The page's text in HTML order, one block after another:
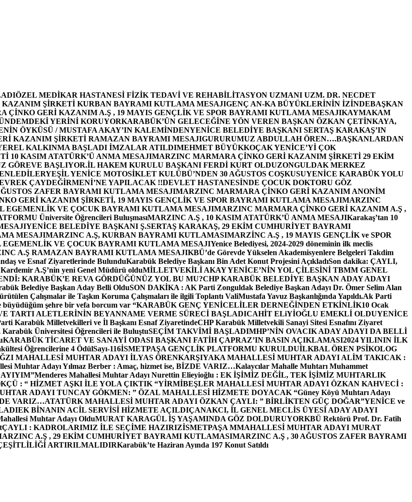
ÖZEL MEDİKAR HASTANESİ FİZİK TEDAVİ VE REHABİLİTASYON UZMANI UZM. DR. NECDET
ŞİRKETİ KURBAN BAYRAMI KUTLAMA MESAJIGENÇ AN-KA BÜYÜKLERİNİN İZİNDEBAŞKAN
ÇİNKO GERİ KAZANIM A.Ş , 19 MAYIS GENÇLİK VE SPOR BAYRAMI KUTLAMA MESAJIKAYMAKAM
YERİNİ KORUYORKARABÜK’ÜN GELECEĞİNE YÖN VEREN BAŞKAN ÖZKAN ÇETİNKAYA,
ÖYKÜSÜ / MUSTAFA AKAY’IN KALEMİNDENYENİCE BELEDİYE BAŞKANI SERTAŞ KARAKAŞ’IN
KAZANIM ŞİRKETİ RAMAZAN BAYRAMI MESAJIGURURUMUZ ABDULLAH ÖREN….BAŞKANLARDAN
KALKINMA BAŞLADI İMZALAR ATILDIMEHMET BÜYÜKKOÇAK YENİCE’Yİ ÇOK
10 KASIM ATATÜRK’Ü ANMA MESAJIMARZINC MARMARA ÇİNKO GERİ KAZANIM ŞİRKETİ 29 EKİM
GÖREVE BAŞLIYOR.İL HAKEM KURULU BAŞKANI FERDİ KURT OLDUZONGULDAK MERKEZ
YEŞİL YENİCE MOTOSİKLET KULÜBÜ’NDEN 30 AĞUSTOS COŞKUSUYENİCE KARABÜK YOLU
ÇAYDEĞİRMENİ’NE YAPILACAK !!DEVLET HASTANESİNDE ÇOCUK DOKTORU GÖZ
ZAFER BAYRAMI KUTLAMA MESAJIMARZINC MARMARA ÇİNKO GERİ KAZANIM ANONİM
GERİ KAZANIM ŞİRKETİ, 19 MAYIS GENÇLİK VE SPOR BAYRAMI KUTLAMA MESAJIMARZINC
EGEMENLİK VE ÇOCUK BAYRAMI KUTLAMA MESAJIMARZINC MARMARA ÇİNKO GERİ KAZANIM A.Ş ,
Üniversite Öğrencileri BuluşmasıMARZINC A.Ş , 10 KASIM ATATÜRK’Ü ANMA MESAJIKarakaş’tan 10
YENİCE BELEDİYE BAŞKANI Ş.SERTAŞ KARAKAŞ, 29 EKİM CUMHURİYET BAYRAMI
MESAJIMARZINC A.Ş, KURBAN BAYRAMI KUTLAMASIMARZİNC A.Ş , 19 MAYIS GENÇLİK ve SPOR
EGEMENLİK VE ÇOCUK BAYRAMI KUTLAMA MESAJIYenice Belediyesi, 2024-2029 döneminin ilk meclis
A.Ş RAMAZAN BAYRAMI KUTLAMA MESAJIKBÜ’de Görevde Yükselen Akademisyenlere Belgeleri Takdim
ve Esnaf Ziyaretlerinde BulunduKarabük Belediye Başkanı Bin Adet Konut Projesini AçıkladıSon dakika: ÇAYLI,
A.Ş’nin yeni Genel Müdürü olduMİLLETVEKİLİ AKAY YENİCE’NİN YOL ÇİLESİNİ TBMM GENEL
KARABÜK’E REVA GÖRDÜĞÜNÜZ YOL BU MU?CHP KARABÜK BELEDİYE BAŞKAN ADAY ADAYI
Belediye Başkan Aday Belli OlduSON DAKİKA : AK Parti Zonguldak Belediye Başkan Adayı Dr. Ömer Selim Alan
Çalışmalar ile Taşkın Koruma Çalışmaları ile ilgili Toplantı ValiMustafa Yavuz Başkanlığında Yapıldı.Ak Parti
büyüdüğüm şehre bir vefa borcum var “KARABÜK GENÇ YENİCELİLER DERNEĞİNDEN ETKİNLİK10 Ocak
TARTI ALETLERİNİN BEYANNAME VERME SÜRECİ BAŞLADICAHİT ELiYİOĞLU EMEKLİ OLDUYENİCE
Karabük Milletvekilleri ve İl Başkanı Esnaf ZiyaretindeCHP Karabük Milletvekili Sanayi Sitesi Esnafını Ziyaret
Üniversitesi Öğrencileri ile BuluştuSEÇİM TAKVİMİ BAŞLADIMHP’NİN OVACIK ADAY ADAYI DA BELLİ
KARABÜK TİCARET VE SANAYİ ODASI BAŞKANI FATİH ÇAPRAZ’IN BASIN AÇIKLAMASI2024 YILININ İLK
Öğrencilerine 4 ÖdülSayı-116İSMETPAŞA GENÇLİK PLATFORMU KURULDUİLKBAL ÖREN PSİKOLOG
MAHALLESİ MUHTAR ADAYI İLYAS ÖRENKARŞIYAKA MAHALLESİ MUHTAR ADAYI ALİM TAKICAK :
Muhtar Adayı Yılmaz Berber : Amaç, hizmet ise, BİZDE VARIZ…Kalaycılar Mahalle Muhtarı Muhammet
Menderes Mahallesi Muhtar Adayı Nurettin Elieyioğlu : EK İŞİMİZ DEĞİL, TEK İŞİMİZ MUHTARLIK
: “ HİZMET AŞKI İLE YOLA ÇIKTIK “YİRMİBEŞLER MAHALLESİ MUHTAR ADAYI ÖZKAN KAHVECİ :
ADAYI TUNCAY GÖKMEN: ” ÖZAL MAHALLESİ HİZMETE DOYACAK “Güney Köyü Muhtarı Adayı
VARIZ…ATATÜRK MAHALLESİ MUHTAR ADAYI ÖZKAN ÇAYLI: ” BİRLİKTEN GÜÇ DOĞAR”YENİCE ve
EK BİNANIN ACİL SERVİSİ HİZMETE AÇILDIÇANAKCI, İL GENEL MECLİS ÜYESİ ADAY ADAYI
Muhtar Adayı OlduMURAT KARAGÜL İŞ YAŞAMINDA GÖZ DOLDURUYORKBÜ Rektörü Prof. Dr. Fatih
ÇAYLI : KADROLARIMIZ İLE SEÇİME HAZIRIZİSMETPAŞA MMAHALLESİ MUHTAR ADAYI MURAT
A.Ş , 29 EKİM CUMHURİYET BAYRAMI KUTLAMASIMARZINC A.Ş , 30 AĞUSTOS ZAFER BAYRAMI
ARTIRILMALIDIRKarabük’te Haziran Ayında 197 Konut Satıldı